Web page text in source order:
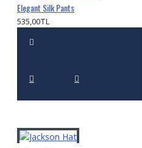
Elegant Silk Pants
535,00TL